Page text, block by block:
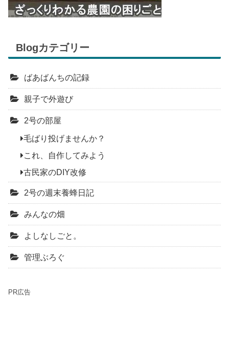
Blogカテゴリー
ばあばんちの記録
親子で外遊び
2号の部屋
毛ばり投げませんか？
これ、自作してみよう
古民家のDIY改修
2号の週末養蜂日記
みんなの畑
よしなしごと。
管理ぶろぐ
PR広告